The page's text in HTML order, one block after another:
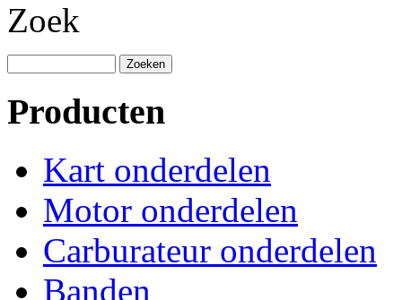
Zoek
Producten
Kart onderdelen
Motor onderdelen
Carburateur onderdelen
Banden